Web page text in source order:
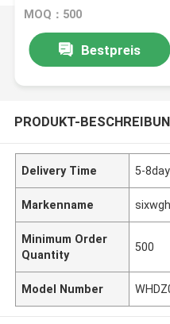
MOQ：500
Bestpreis
PRODUKT-
Delivery Time 5-
Markenname sixwgh
Minimum Order
Quantity
500
Model Number